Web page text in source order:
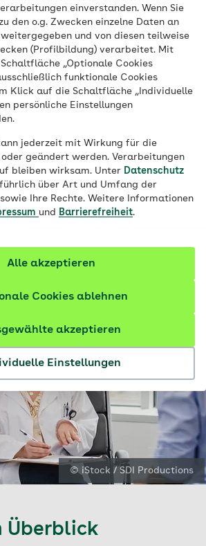
einverstanden. Wenn Sie
den o.g. Zwecken einzelne Daten an
und von diesen teilweise
(Profilbildung) verarbeitet. Mit
„Optionale Cookies
funktionale Cookies
Klick auf die Schaltfläche „Individuelle
persönliche Einstellungen
jederzeit mit Wirkung für die
geändert werden. Verarbeitungen
bleiben wirksam. Unter Datenschutz
über Art und Umfang der
Ihre Rechte. Weitere Informationen
und Barrierefreiheit.
Einstellungen
akzeptieren
Cookies ablehnen
Alle akzeptieren
Lesedauer
Magenschmerzen bis zu
Sodbrennen: Mit einer
lassen sich die Ursachen
des Verdauungstrakts
Wie eine
und wie Sie sich
© iStock / SDI Productions
Überblick